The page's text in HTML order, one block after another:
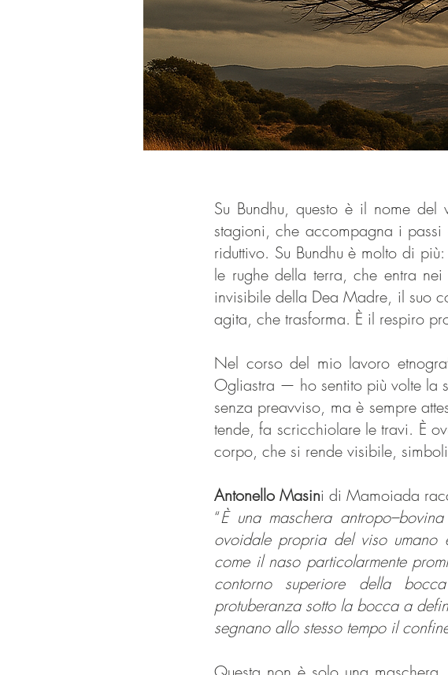
Su Bundhu, questo è il nome
stagioni, che accompagna i
riduttivo. Su Bundhu è molto di
le rughe della terra, che entra
invisibile della Dea Madre, il suo
agita, che trasforma. È il respiro
Nel corso del mio lavoro
Ogliastra — ho sentito più volte la
senza preavviso, ma è sempre
tende, fa scricchiolare le travi. È
corpo, che si rende visibile,
Antonello Masini di Mamoiada
“È una maschera
ovoidale propria del viso umano
come il naso particolarmente
contorno superiore della
protuberanza sotto la bocca a
segnano allo stesso tempo il